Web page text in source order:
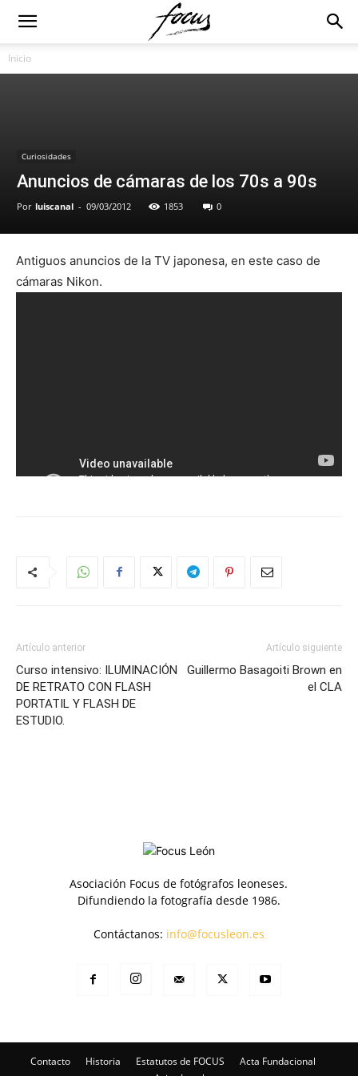
Inicio
Curiosidades
Anuncios de cámaras de los 70s a 90s
Por luiscanal - 09/03/2012 1853 0
Antiguos anuncios de la TV japonesa, en este caso de
cámaras Nikon.
Artículo anterior
Curso intensivo: ILUMINACIÓN
DE RETRATO CON FLASH
PORTATIL Y FLASH DE
ESTUDIO.
Artículo siguiente
Guillermo Basagoiti Brown en
el CLA
Asociación Focus de fotógrafos leoneses.
Difundiendo la fotografía desde 1986.
Contáctanos: info@focusleon.es
Contacto Historia Estatutos de FOCUS
Acta Fundacional